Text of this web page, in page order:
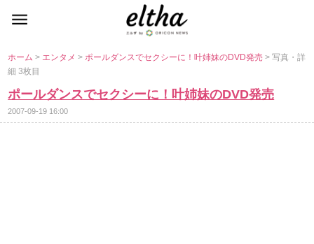
ホーム> エンタメ>ポールダンスでセクシーに！叶姉妹のDVD発売> 写真・詳
細 3枚目
ポールダンスでセクシーに！叶姉妹のDVD発売
2007-09-19 16:00